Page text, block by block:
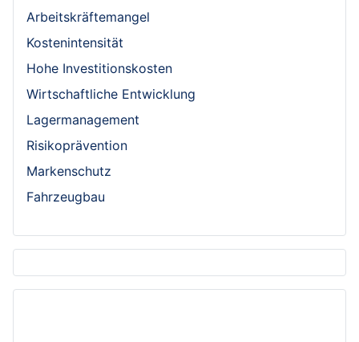
Arbeitskräftemangel
Kostenintensität
Hohe Investitionskosten
Wirtschaftliche Entwicklung
Lagermanagement
Risikoprävention
Markenschutz
Fahrzeugbau